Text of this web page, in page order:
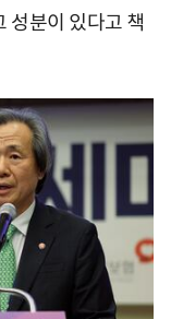
성분이 있다고 책